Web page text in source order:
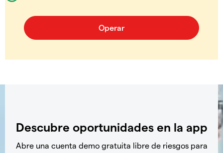
Descubre oportunidades en la app
Abre una cuenta demo gratuita libre de riesgos para